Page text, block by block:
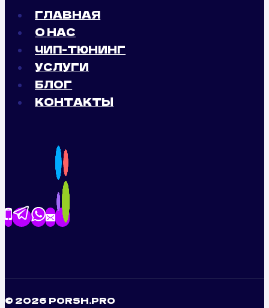
ГЛАВНАЯ
О НАС
ЧИП-ТЮНИНГ
УСЛУГИ
БЛОГ
КОНТАКТЫ
© 2026 PORSH.PRO